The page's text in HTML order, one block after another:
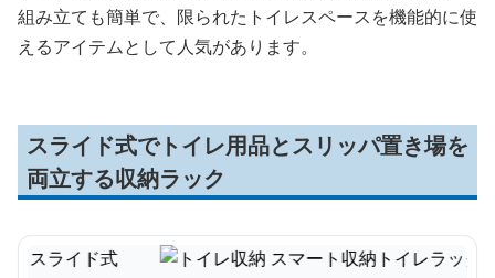
組み立ても簡単で、限られたトイレスペースを機能的に使
えるアイテムとして人気があります。
スライド式でトイレ用品とスリッパ置き場を
両立する収納ラック